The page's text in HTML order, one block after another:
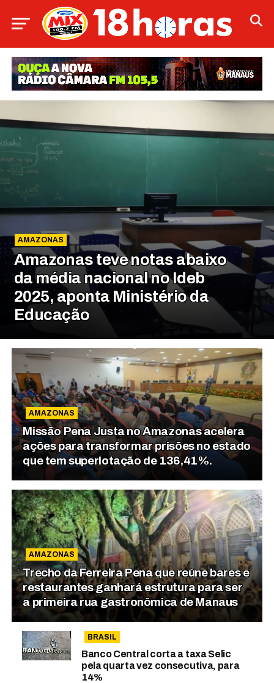
AMAZONAS
Amazonas teve notas abaixo
da média nacional no Ideb
2025, aponta Ministério da
Educação
AMAZONAS
Missão Pena Justa no Amazonas acelera
ações para transformar prisões no estado
que tem superlotação de 136,41%.
AMAZONAS
Trecho da Ferreira Pena que reúne bares e
restaurantes ganhará estrutura para ser
a primeira rua gastronômica de Manaus
BRASIL
Banco Central corta a taxa Selic
pela quarta vez consecutiva, para
14%